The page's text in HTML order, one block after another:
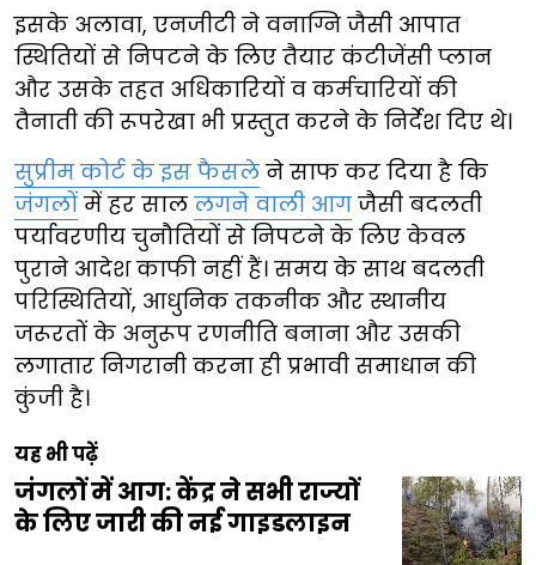
इसके अलावा, एनजीटी ने वनाग्नि जैसी आपात
स्थितियों से निपटने के लिए तैयार कंटीजेंसी प्लान
और उसके तहत अधिकारियों व कर्मचारियों की
तैनाती की रूपरेखा भी प्रस्तुत करने के निर्देश दिए थे।
सुप्रीम कोर्ट के इस फैसले ने साफ कर दिया है कि
जंगलों में हर साल लगने वाली आग जैसी बदलती
पर्यावरणीय चुनौतियों से निपटने के लिए केवल
पुराने आदेश काफी नहीं हैं। समय के साथ बदलती
परिस्थितियों, आधुनिक तकनीक और स्थानीय
जरूरतों के अनुरूप रणनीति बनाना और उसकी
लगातार निगरानी करना ही प्रभावी समाधान की
कुंजी है।
यह भी पढ़ें
जंगलों में आग: केंद्र ने सभी राज्यों
के लिए जारी की नई गाइडलाइन